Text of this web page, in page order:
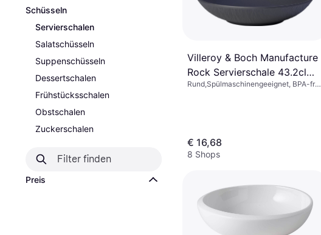
Schüsseln
Servierschalen
Salatschüsseln
Suppenschüsseln
Dessertschalen
Frühstücksschalen
Obstschalen
Zuckerschalen
Preis
Villeroy & Boch Manufacture
Rock Servierschale 43.2cl
23.5cm
Rund,Spülmaschinengeeignet, BPA-frei,
€ 16,68
8 Shops